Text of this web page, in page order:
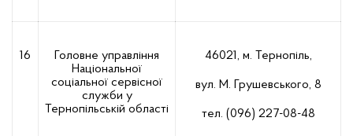
16
Головне управління
Національної
соціальної сервісної
служби у
Тернопільській області
46021, м. Тернопіль,
вул. М. Грушевського, 8
тел. (096) 227-08-48